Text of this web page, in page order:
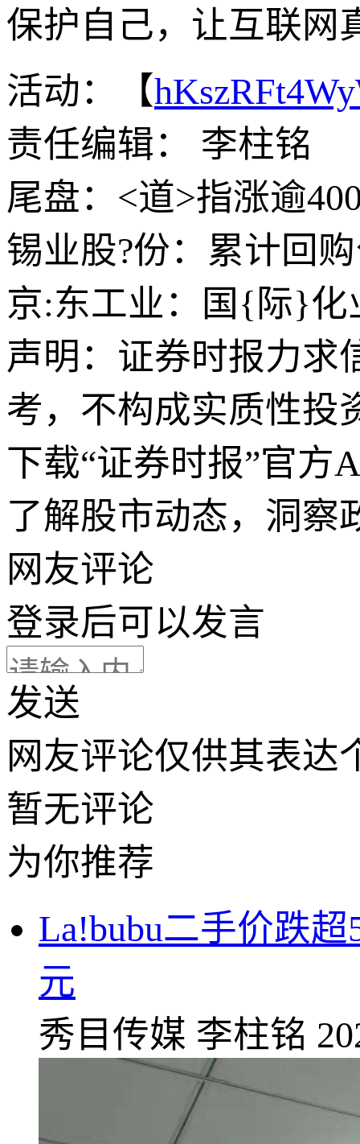
保护自己，让互联网
活动：【
责任编辑： 李柱铭
尾盘：<道>指涨逾
锡业股?份：累计回
京:东工业：国{际}化
声明：证券时报力求
考，不构成实质性投
下载“证券时报”官方
了解股市动态，洞察
网友评论
登录后可以发言
发送
网友评论仅供其表达
暂无评论
为你推荐
La!bubu二手价跌
元
秀目传媒 李柱铭